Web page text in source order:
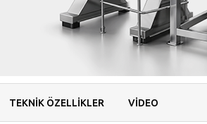
TEKNİK ÖZELLİKLER VİDEO